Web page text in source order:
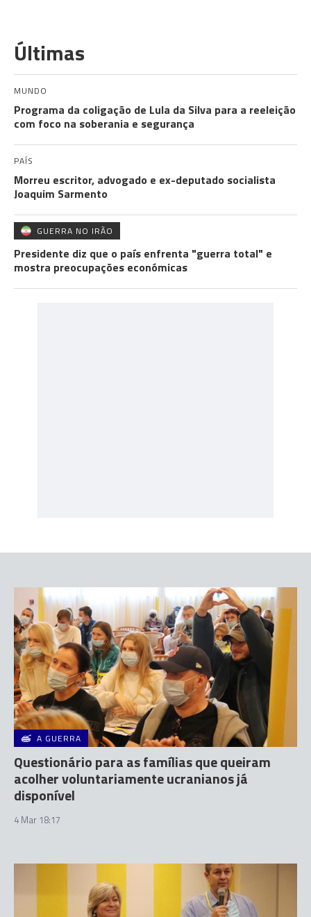
Últimas
MUNDO
Programa da coligação de Lula da Silva para a reeleição
com foco na soberania e segurança
PAÍS
Morreu escritor, advogado e ex-deputado socialista
Joaquim Sarmento
GUERRA NO IRÃO
Presidente diz que o país enfrenta "guerra total" e
mostra preocupações económicas
A GUERRA
Questionário para as famílias que queiram
acolher voluntariamente ucranianos já
disponível
4 Mar 18:17